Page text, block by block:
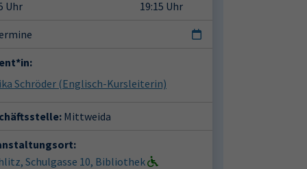
Uhr
19:15 Uhr
Schröder (Englisch-Kursleiterin)
Mittweida
Schulgasse 10, Bibliothek